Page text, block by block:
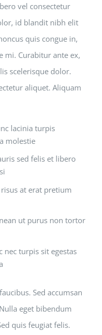
vel consectetur
id blandit nibh elit
quis congue in,
mi. Curabitur ante ex,
scelerisque dolor.
aliquet. Aliquam
lacinia turpis
molestie
sed felis et libero
risus at erat pretium
ut purus non tortor
nec turpis sit egestas
Sed accumsan
eget bibendum
quis feugiat felis.